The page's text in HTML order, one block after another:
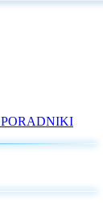
PORADNIKI